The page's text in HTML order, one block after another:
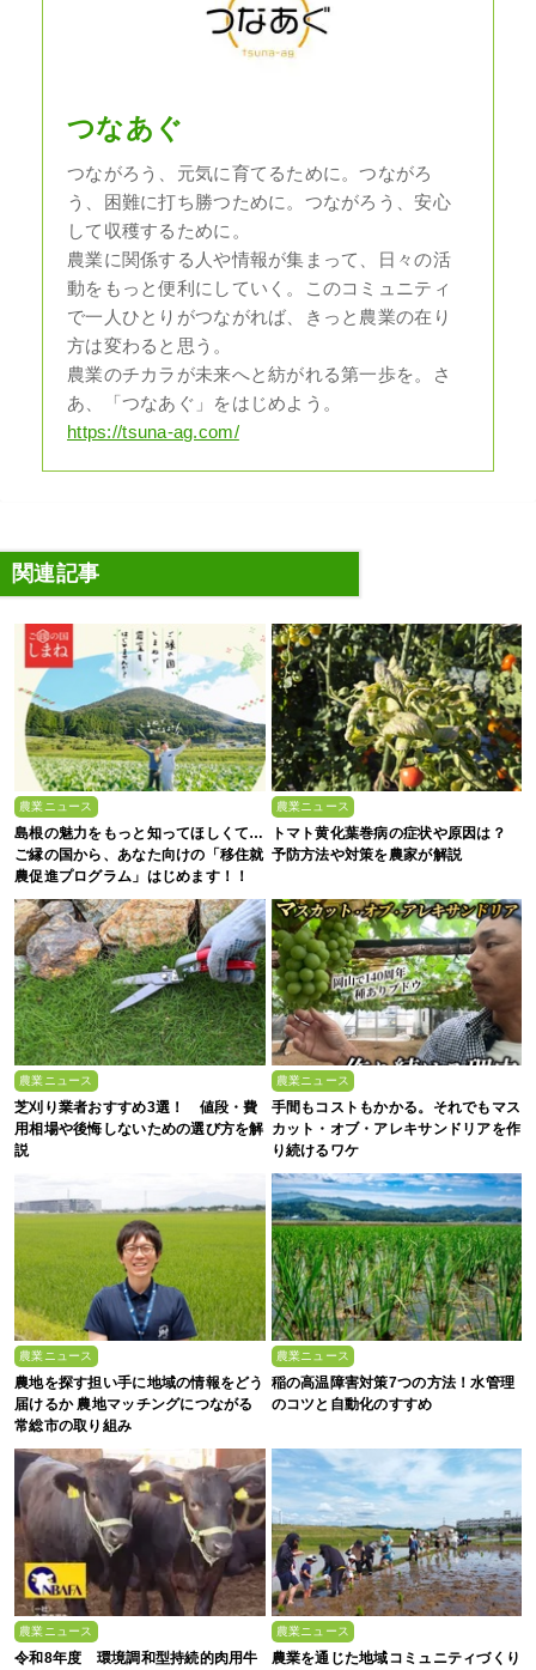
つなあぐ
つながろう、元気に育てるために。つながろ
う、困難に打ち勝つために。つながろう、安心
して収穫するために。
農業に関係する人や情報が集まって、日々の活
動をもっと便利にしていく。このコミュニティ
で一人ひとりがつながれば、きっと農業の在り
方は変わると思う。
農業のチカラが未来へと紡がれる第一歩を。さ
あ、「つなあぐ」をはじめよう。
https://tsuna-ag.com/
関連記事
農業ニュース
島根の魅力をもっと知ってほしくて…
ご縁の国から、あなた向けの「移住就
農促進プログラム」はじめます！！
農業ニュース
トマト黄化葉巻病の症状や原因は？
予防方法や対策を農家が解説
農業ニュース
芝刈り業者おすすめ3選！ 値段・費
用相場や後悔しないための選び方を解
説
農業ニュース
手間もコストもかかる。それでもマス
カット・オブ・アレキサンドリアを作
り続けるワケ
農業ニュース
農地を探す担い手に地域の情報をどう
届けるか 農地マッチングにつながる
常総市の取り組み
農業ニュース
稲の高温障害対策7つの方法！水管理
のコツと自動化のすすめ
農業ニュース
令和8年度 環境調和型持続的肉用牛
農業ニュース
農業を通じた地域コミュニティづくり